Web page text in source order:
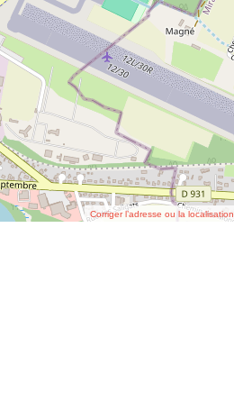
Corriger l’adresse ou la localisation